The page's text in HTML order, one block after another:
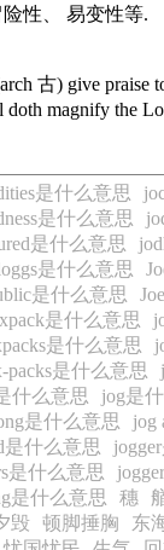
性、 易变性等.
古) give praise
doth magnify the
是什么意思
是什么意思
是什么意思
是什么意思
是什么意思
是什么意思
是什么意思
packs是什么意思
什么意思
jog是
是什么意思
jog
是什么意思
是什么意思
是什么意思
穗
毁 顿脚捶胸 东